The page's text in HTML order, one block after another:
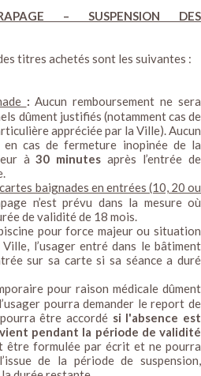
– SUSPENSION DES
titres achetés sont les suivantes :
: Aucun remboursement ne sera
dûment justifiés (notamment cas de
appréciée par la Ville). Aucun
cas de fermeture inopinée de la
à30 minutes après l’entrée de
baignades en entrées (10, 20 ou
n’est prévu dans la mesure où
de validité de 18 mois.
pour force majeur ou situation
l’usager entré dans le bâtiment
sur sa carte si sa séance a duré
pour raison médicale dûment
pourra demander le report de
être accordé si l'absence est
pendant la période de validité
être formulée par écrit et ne pourra
de la période de suspension,